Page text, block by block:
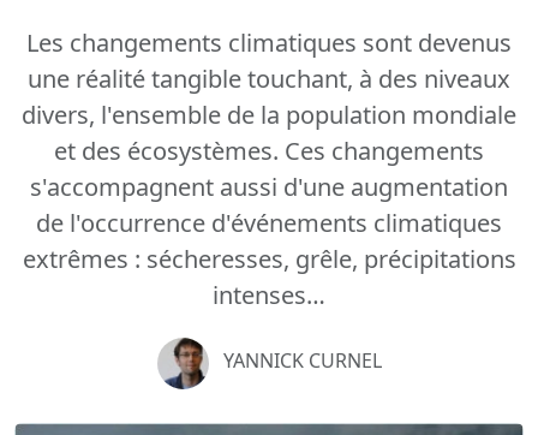
Les changements climatiques sont devenus
une réalité tangible touchant, à des niveaux
divers, l'ensemble de la population mondiale
et des écosystèmes. Ces changements
s'accompagnent aussi d'une augmentation
de l'occurrence d'événements climatiques
extrêmes : sécheresses, grêle, précipitations
intenses…
YANNICK CURNEL